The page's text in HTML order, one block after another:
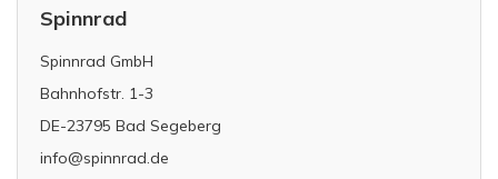
Spinnrad
Spinnrad GmbH
Bahnhofstr. 1-3
DE-23795 Bad Segeberg
info@spinnrad.de